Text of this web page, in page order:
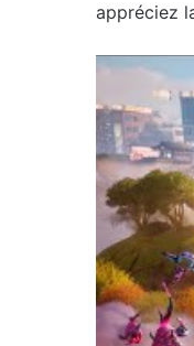
appréciez